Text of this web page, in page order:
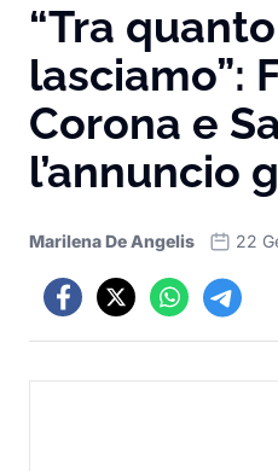
“Tra
lasciamo”:
Corona e
l’annuncio
Marilena De Angelis 22